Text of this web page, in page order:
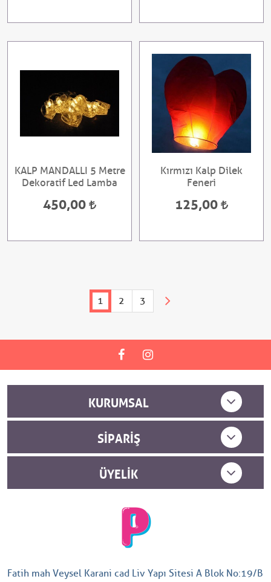
KALP MANDALLI 5 Metre
Dekoratif Led Lamba
450,00
Kırmızı Kalp Dilek
Feneri
125,00
1 2 3
KURUMSAL
SIPARIŞ
ÜYELIK
Fatih mah Veysel Karani cad Liv Yapı Sitesi A Blok No:19/B